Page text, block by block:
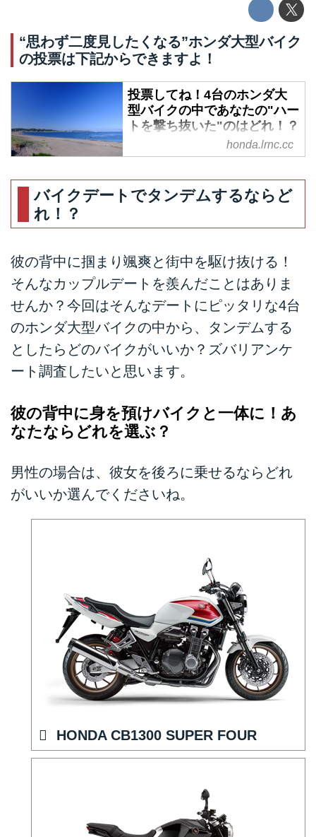
“思わず二度見したくなる”ホンダ大型バイク
の投票は下記からできますよ！
投票してね！4台のホンダ大
型バイクの中であなたの"ハー
トを撃ち抜いた"のはどれ！？
もこんにちは。街中で走っている
バイクをつい目で追ってしまった
は気づかぬうちに気になる存在と
日は、“直感的に思わず二度見し
てしまいそうなバイク”のアンケ
ートを調査したいと思います。み
なさんのリアルな意見を集めちゃ
いますよー！ポチッとするだけで
OKなので気軽にご参加くださ
い。
honda.lrnc.cc
バイクデートでタンデムするならど
れ！？
彼の背中に掴まり颯爽と街中を駆け抜ける！
そんなカップルデートを羨んだことはありま
せんか？今回はそんなデートにピッタリな4台
のホンダ大型バイクの中から、タンデムする
としたらどのバイクがいいか？ズバリアンケ
ート調査したいと思います。
彼の背中に身を預けバイクと一体に！あ
なたならどれを選ぶ？
男性の場合は、彼女を後ろに乗せるならどれ
がいいか選んでくださいね。
HONDA CB1300 SUPER FOUR